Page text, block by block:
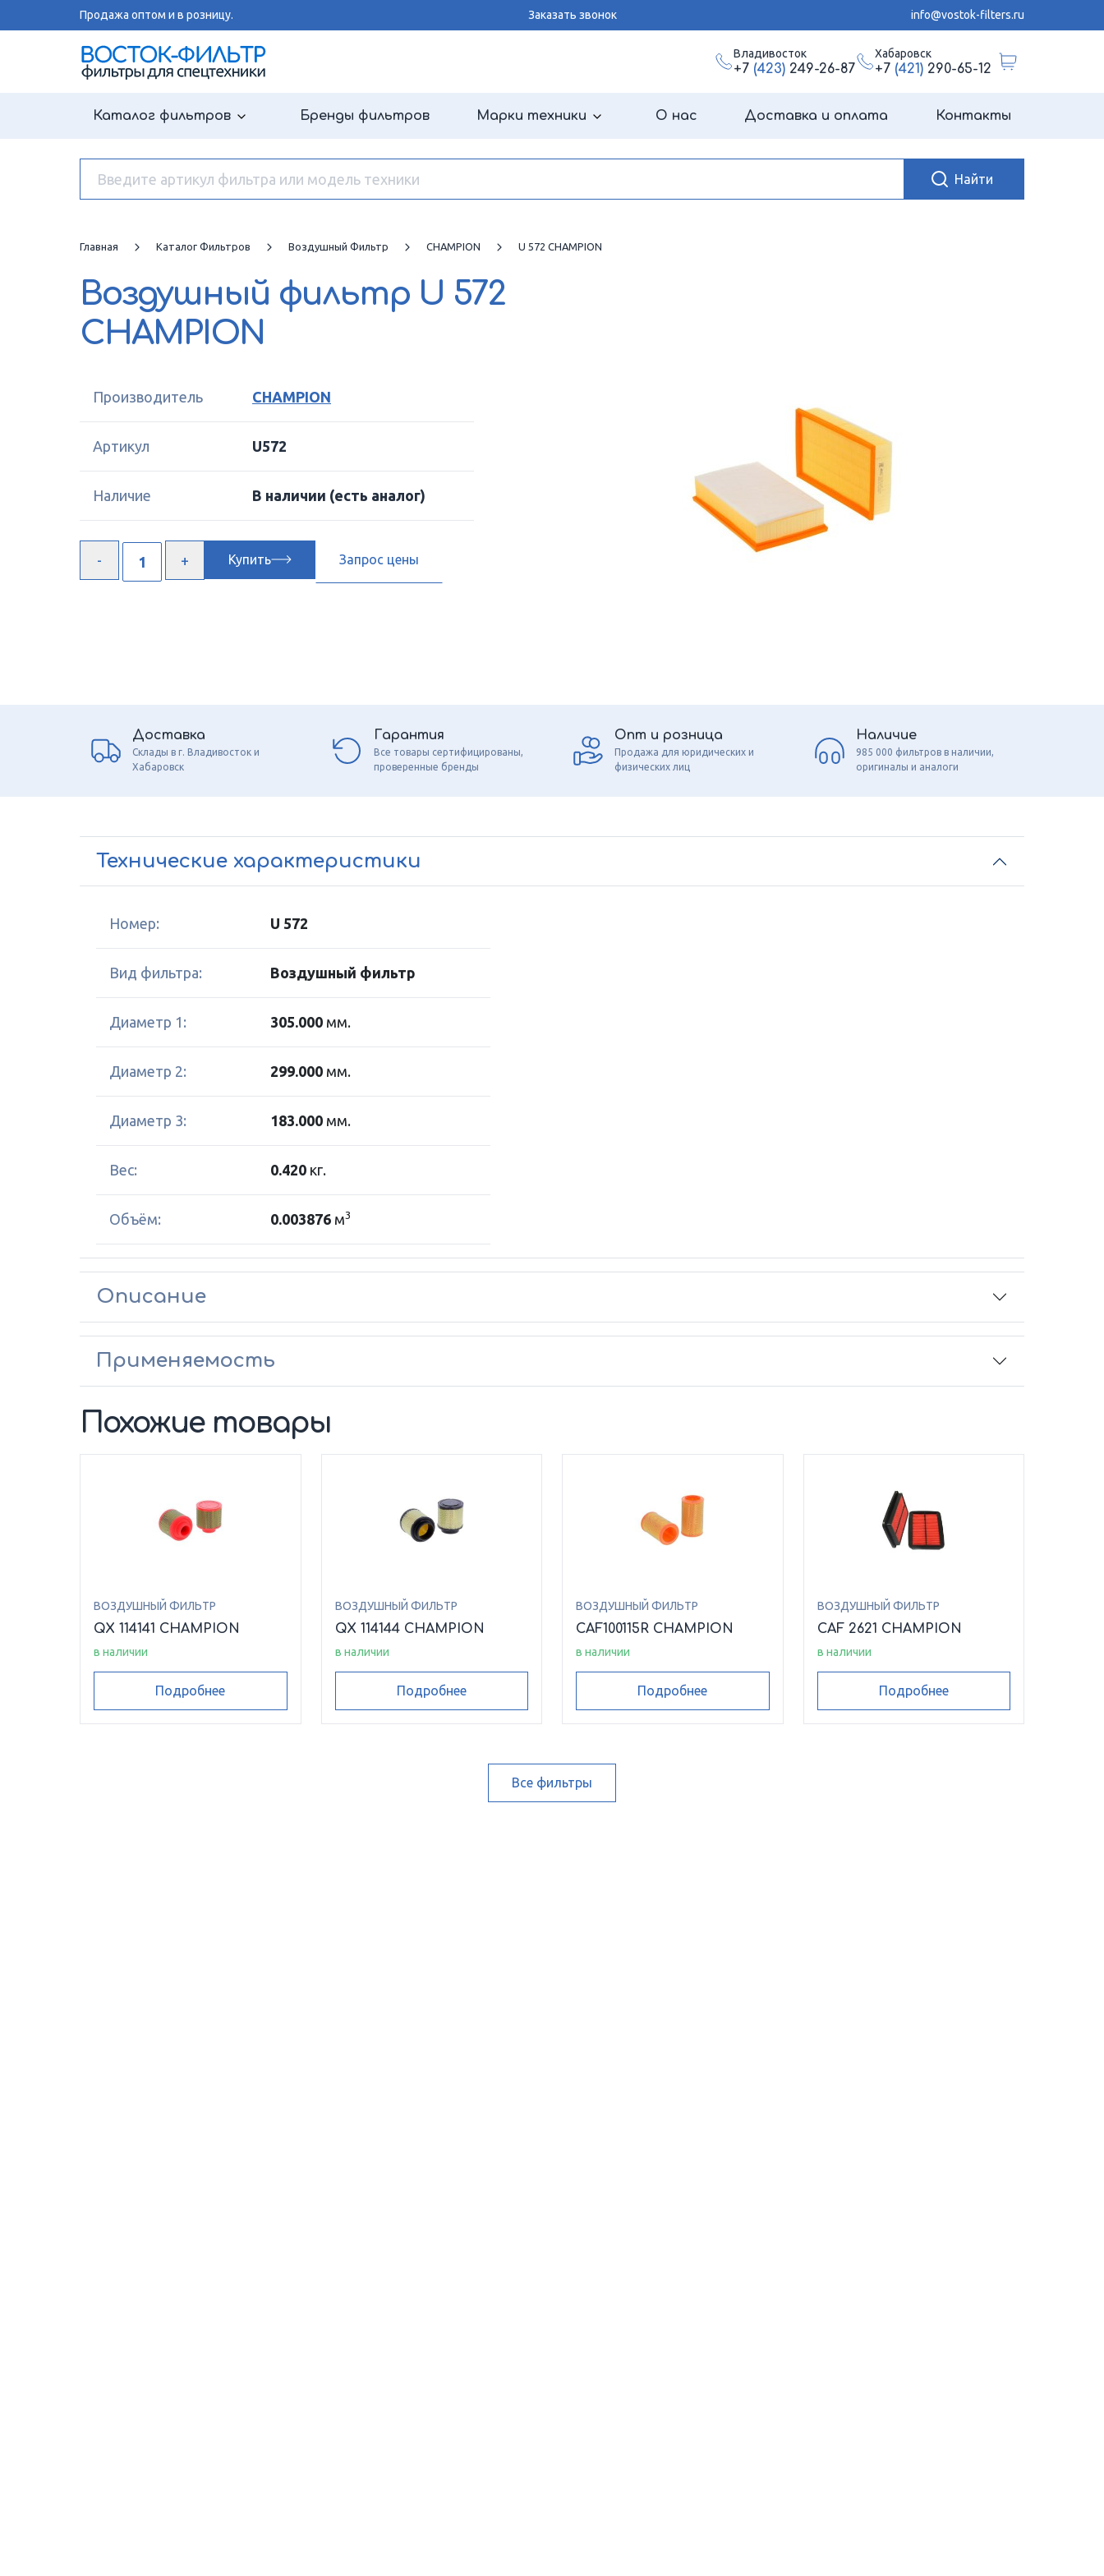
Продажа оптом и в розницу. Заказать звонок info@vostok-filters.ru
Владивосток
+7 (423)249-26-87
Хабаровск
+7 (421)290-65-12
Каталог фильтров Бренды фильтров Марки техники О нас Доставка и оплата Контакты
Главная Каталог Фильтров Воздушный Фильтр CHAMPION U 572 CHAMPION
Воздушный фильтр U 572
CHAMPION
Производитель CHAMPION
Артикул U572
Наличие В наличии (есть аналог)
Купить Запрос цены
Доставка
Склады в г. Владивосток и
Хабаровск
Гарантия
Все товары сертифицированы,
проверенные бренды
Опт и розница
Продажа для юридических и
физических лиц
Наличие
985 000 фильтров в наличии,
оригиналы и аналоги
Технические характеристики
Номер: U 572
Вид фильтра: Воздушный фильтр
Диаметр 1: 305.000 мм.
Диаметр 2: 299.000 мм.
Диаметр 3: 183.000 мм.
Вес: 0.420 кг.
Объём: 0.003876 м3
Описание
Применяемость
Похожие товары
ВОЗДУШНЫЙ ФИЛЬТР
QX 114141 CHAMPION
в наличии
Подробнее
ВОЗДУШНЫЙ ФИЛЬТР
QX 114144 CHAMPION
в наличии
Подробнее
ВОЗДУШНЫЙ ФИЛЬТР
CAF100115R CHAMPION
в наличии
Подробнее
ВОЗДУШНЫЙ ФИЛЬТР
CAF 2621 CHAMPION
в наличии
Подробнее
Все фильтры